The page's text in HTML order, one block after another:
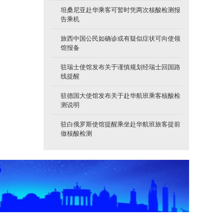
坦桑尼亚赴华乘客可暂时凭两次核酸检测报
告乘机
旅西中国公民如确诊或有疑似症状可向使领
馆报备
驻瑞士使馆发布关于谨慎规划经瑞士回国路
线提醒
驻德国大使馆发布关于赴华航班乘客核酸检
测说明
驻白俄罗斯使馆提醒乘坐赴华航班旅客提前
做核酸检测